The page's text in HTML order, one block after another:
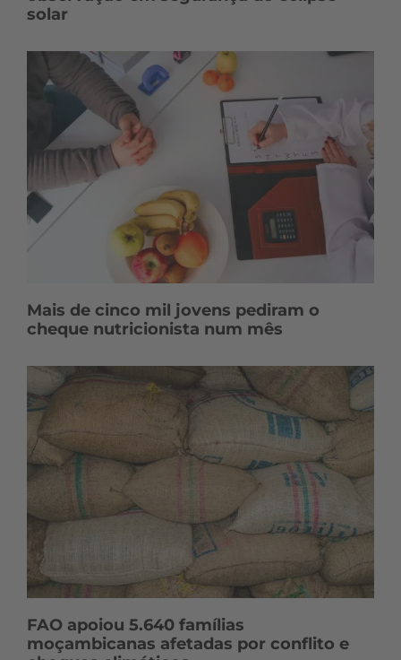
solar
Mais de cinco mil jovens pediram o
cheque nutricionista num mês
FAO apoiou 5.640 famílias
moçambicanas afetadas por conflito e